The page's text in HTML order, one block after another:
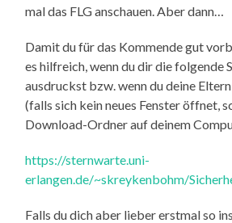
mal das FLG anschauen. Aber dann…
Damit du für das Kommende gut
es hilfreich, wenn du dir die folgende
ausdruckst bzw. wenn du deine
(falls sich kein neues Fenster öffnet,
Download-Ordner auf deinem
https://sternwarte.uni-
erlangen.de/~skreykenbohm/
Falls du dich aber lieber erstmal so